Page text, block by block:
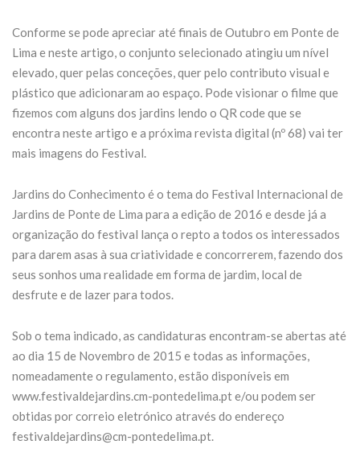
18 de
de 2026
transformar o
Fórum Norte
21 de Julho de 2026
CONTINUE READING
Conforme se pode apreciar até finais de Outubro em Ponte de
Lima e neste artigo, o conjunto selecionado atingiu um nível
elevado, quer pelas conceções, quer pelo contributo visual e
plástico que adicionaram ao espaço. Pode visionar o filme que
fizemos com alguns dos jardins lendo o QR code que se
encontra neste artigo e a próxima revista digital (nº 68) vai ter
mais imagens do Festival.
Jardins do Conhecimento é o tema do Festival Internacional de
Jardins de Ponte de Lima para a edição de 2016 e desde já a
organização do festival lança o repto a todos os interessados
para darem asas à sua criatividade e concorrerem, fazendo dos
seus sonhos uma realidade em forma de jardim, local de
desfrute e de lazer para todos.
Sob o tema indicado, as candidaturas encontram-se abertas até
ao dia 15 de Novembro de 2015 e todas as informações,
nomeadamente o regulamento, estão disponíveis em
www.festivaldejardins.cm-pontedelima.pt e/ou podem ser
obtidas por correio eletrónico através do endereço
festivaldejardins@cm-pontedelima.pt.